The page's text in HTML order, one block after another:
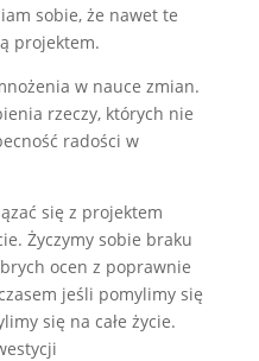
sobie, że nawet te
projektem.
w nauce zmian.
rzeczy, których nie
radości w
się z projektem
Życzymy sobie braku
ocen z poprawnie
jeśli pomylimy się
się na całe życie.